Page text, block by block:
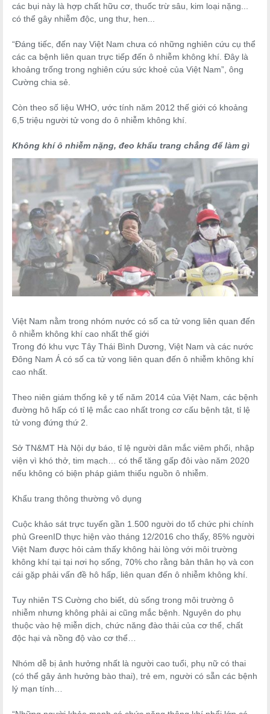
các bụi này là hợp chất hữu cơ, thuốc trừ sâu, kim loại nặng...
có thể gây nhiễm độc, ung thư, hen...
“Đáng tiếc, đến nay Việt Nam chưa có những nghiên cứu cụ thể
các ca bệnh liên quan trực tiếp đến ô nhiễm không khí. Đây là
khoảng trống trong nghiên cứu sức khoẻ của Việt Nam”, ông
Cường chia sẻ.
Còn theo số liệu WHO, ước tính năm 2012 thế giới có khoảng
6,5 triệu người tử vong do ô nhiễm không khí.
Không khí ô nhiễm nặng, đeo khẩu trang chẳng để làm gì
Việt Nam nằm trong nhóm nước có số ca tử vong liên quan đến
ô nhiễm không khí cao nhất thế giới
Trong đó khu vực Tây Thái Bình Dương, Việt Nam và các nước
Đông Nam Á có số ca tử vong liên quan đến ô nhiễm không khí
cao nhất.
Theo niên giám thống kê y tế năm 2014 của Việt Nam, các bệnh
đường hô hấp có tỉ lệ mắc cao nhất trong cơ cấu bệnh tật, tỉ lệ
tử vong đứng thứ 2.
Sở TN&MT Hà Nội dự báo, tỉ lệ người dân mắc viêm phổi, nhập
viện vì khó thở, tim mạch… có thể tăng gấp đôi vào năm 2020
nếu không có biện pháp giảm thiểu nguồn ô nhiễm.
Khẩu trang thông thường vô dụng
Cuộc khảo sát trực tuyến gần 1.500 người do tổ chức phi chính
phủ GreenID thực hiện vào tháng 12/2016 cho thấy, 85% người
Việt Nam được hỏi cảm thấy không hài lòng với môi trường
không khí tại tại nơi họ sống, 70% cho rằng bản thân họ và con
cái gặp phải vấn đề hô hấp, liên quan đến ô nhiễm không khí.
Tuy nhiên TS Cường cho biết, dù sống trong môi trường ô
nhiễm nhưng không phải ai cũng mắc bệnh. Nguyên do phụ
thuộc vào hệ miễn dịch, chức năng đào thải của cơ thể, chất
độc hại và nồng độ vào cơ thể…
Nhóm dễ bị ảnh hưởng nhất là người cao tuổi, phụ nữ có thai
(có thể gây ảnh hưởng bào thai), trẻ em, người có sẵn các bệnh
lý mạn tính…